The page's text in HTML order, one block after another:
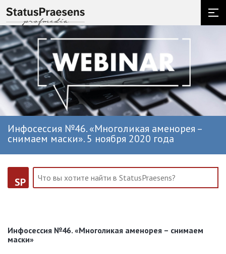
Инфосессия №46. «Многоликая аменорея –
снимаем маски». 5 ноября 2020 года
SP
Инфосессия №46. «Многоликая аменорея – снимаем
маски»